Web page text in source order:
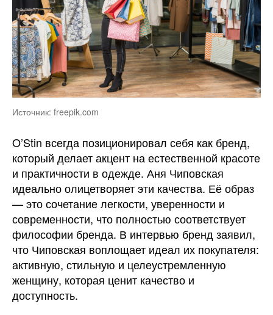
Источник: freepik.com
O’Stin всегда позиционировал себя как бренд,
который делает акцент на естественной красоте
и практичности в одежде. Аня Чиповская
идеально олицетворяет эти качества. Её образ
— это сочетание легкости, уверенности и
современности, что полностью соответствует
философии бренда. В интервью бренд заявил,
что Чиповская воплощает идеал их покупателя:
активную, стильную и целеустремленную
женщину, которая ценит качество и
доступность.